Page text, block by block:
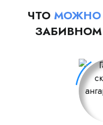
ЧТО МОЖНО